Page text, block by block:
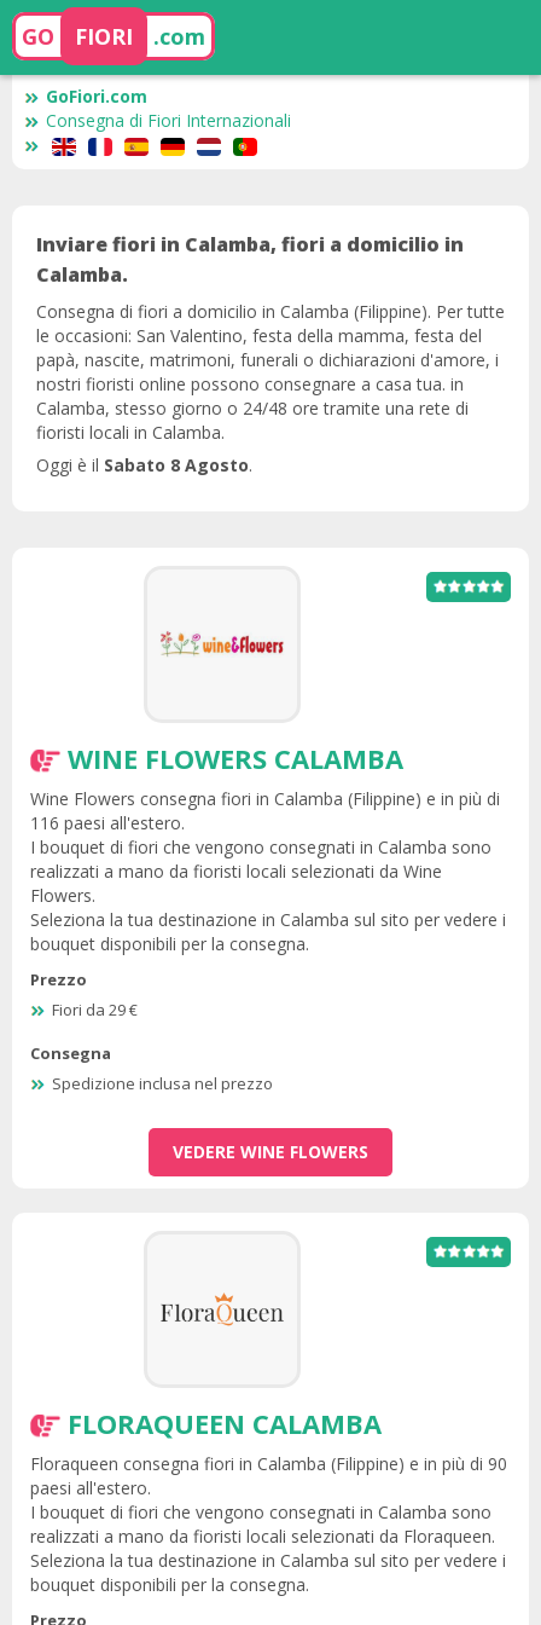
GO FIORI .com
GoFiori.com
Consegna di Fiori Internazionali
Inviare fiori in Calamba, fiori a domicilio in
Calamba.
Consegna di fiori a domicilio in Calamba (Filippine). Per tutte
le occasioni: San Valentino, festa della mamma, festa del
papà, nascite, matrimoni, funerali o dichiarazioni d'amore, i
nostri fioristi online possono consegnare a casa tua. in
Calamba, stesso giorno o 24/48 ore tramite una rete di
fioristi locali in Calamba.
Oggi è il Sabato 8 Agosto.
WINE FLOWERS CALAMBA
Wine Flowers consegna fiori in Calamba (Filippine) e in più di
116 paesi all'estero.
I bouquet di fiori che vengono consegnati in Calamba sono
realizzati a mano da fioristi locali selezionati da Wine
Flowers.
Seleziona la tua destinazione in Calamba sul sito per vedere i
bouquet disponibili per la consegna.
Prezzo
Fiori da 29 €
Consegna
Spedizione inclusa nel prezzo
VEDERE WINE FLOWERS
FLORAQUEEN CALAMBA
Floraqueen consegna fiori in Calamba (Filippine) e in più di 90
paesi all'estero.
I bouquet di fiori che vengono consegnati in Calamba sono
realizzati a mano da fioristi locali selezionati da Floraqueen.
Seleziona la tua destinazione in Calamba sul sito per vedere i
bouquet disponibili per la consegna.
Prezzo